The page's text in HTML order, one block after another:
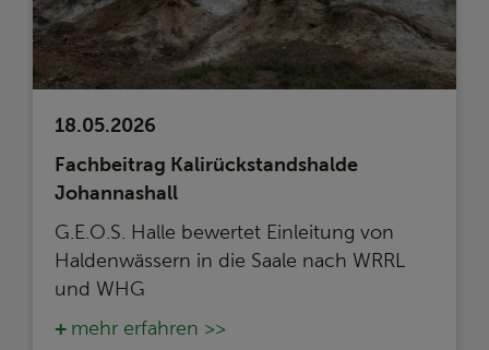
18.05.2026
Fachbeitrag Kalirückstandshalde
Johannashall
G.E.O.S. Halle bewertet Einleitung von
Haldenwässern in die Saale nach WRRL
und WHG
mehr erfahren >>